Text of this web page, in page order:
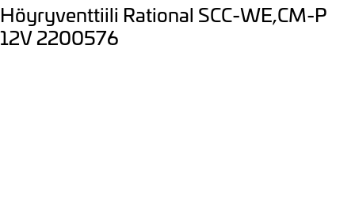
Höyryventtiili Rational SCC-WE,CM-P
12V 2200576